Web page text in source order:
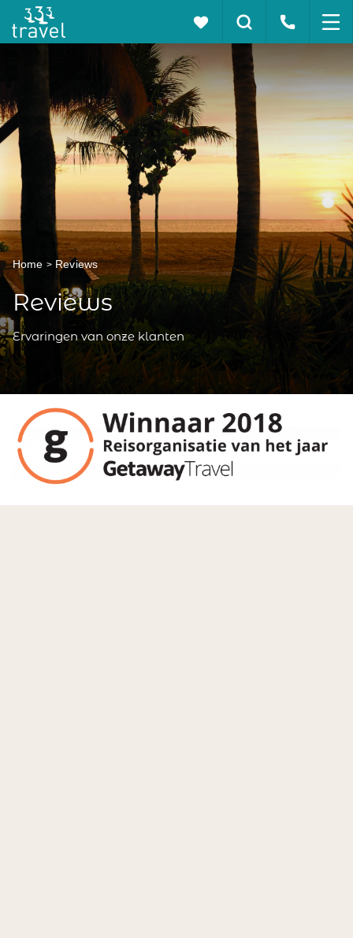
Home Reviews
Reviews
Ervaringen van onze klanten